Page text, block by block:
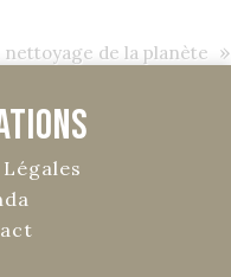
de la planète »